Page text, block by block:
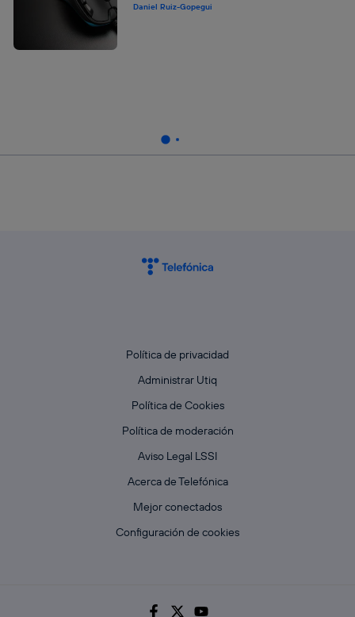
Daniel Ruiz-Gopegui
Política de privacidad
Administrar Utiq
Política de Cookies
Política de moderación
Aviso Legal LSSI
Acerca de Telefónica
Mejor conectados
Configuración de cookies